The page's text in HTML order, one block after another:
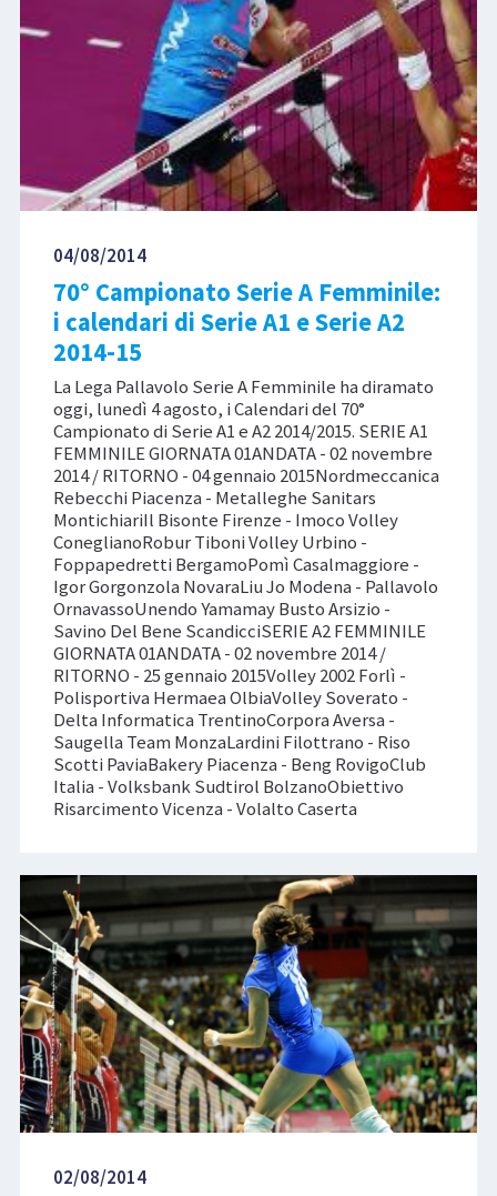
04/08/2014
70° Campionato Serie A Femminile:
i calendari di Serie A1 e Serie A2
2014-15
La Lega Pallavolo Serie A Femminile ha diramato
oggi, lunedì 4 agosto, i Calendari del 70°
Campionato di Serie A1 e A2 2014/2015. SERIE A1
FEMMINILE GIORNATA 01ANDATA - 02 novembre
2014 / RITORNO - 04 gennaio 2015Nordmeccanica
Rebecchi Piacenza - Metalleghe Sanitars
MontichiariIl Bisonte Firenze - Imoco Volley
ConeglianoRobur Tiboni Volley Urbino -
Foppapedretti BergamoPomì Casalmaggiore -
Igor Gorgonzola NovaraLiu Jo Modena - Pallavolo
OrnavassoUnendo Yamamay Busto Arsizio -
Savino Del Bene ScandicciSERIE A2 FEMMINILE
GIORNATA 01ANDATA - 02 novembre 2014 /
RITORNO - 25 gennaio 2015Volley 2002 Forlì -
Polisportiva Hermaea OlbiaVolley Soverato -
Delta Informatica TrentinoCorpora Aversa -
Saugella Team MonzaLardini Filottrano - Riso
Scotti PaviaBakery Piacenza - Beng RovigoClub
Italia - Volksbank Sudtirol BolzanoObiettivo
Risarcimento Vicenza - Volalto Caserta
02/08/2014